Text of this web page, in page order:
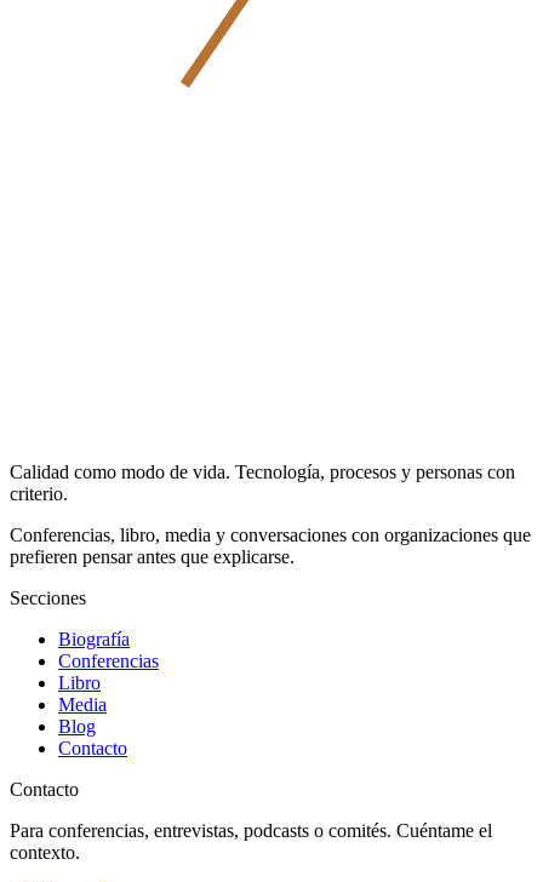
Calidad como modo de vida. Tecnología, procesos y personas con
criterio.
Conferencias, libro, media y conversaciones con organizaciones que
prefieren pensar antes que explicarse.
Secciones
Biografía
Conferencias
Libro
Media
Blog
Contacto
Contacto
Para conferencias, entrevistas, podcasts o comités. Cuéntame el
contexto.